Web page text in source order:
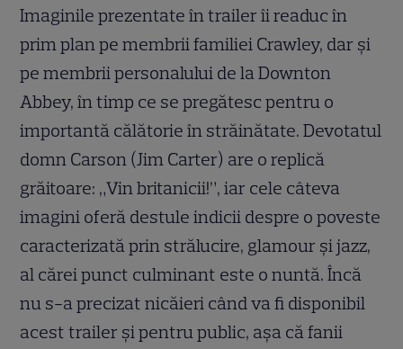
Imaginile prezentate în trailer îi readuc în
prim plan pe membrii familiei Crawley, dar și
pe membrii personalului de la Downton
Abbey, în timp ce se pregătesc pentru o
importantă călătorie în străinătate. Devotatul
domn Carson (Jim Carter) are o replică
grăitoare: „Vin britanicii!”, iar cele câteva
imagini oferă destule indicii despre o poveste
caracterizată prin strălucire, glamour și jazz,
al cărei punct culminant este o nuntă. Încă
nu s-a precizat nicăieri când va fi disponibil
acest trailer și pentru public, așa că fanii